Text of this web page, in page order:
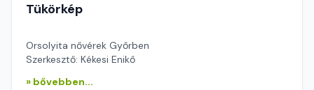
Tükörkép
Orsolyita nővérek Győrben
Szerkesztő: Kékesi Enikő
» bővebben...